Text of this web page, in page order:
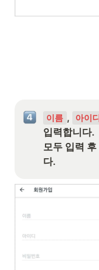
이름 , 아이디
입력합니다.
모두 입력 후
다.